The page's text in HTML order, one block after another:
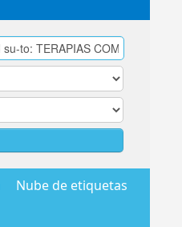
Nube de etiquetas